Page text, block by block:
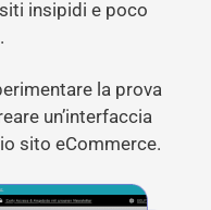
insipidi e poco
la prova
un’interfaccia
sito eCommerce.